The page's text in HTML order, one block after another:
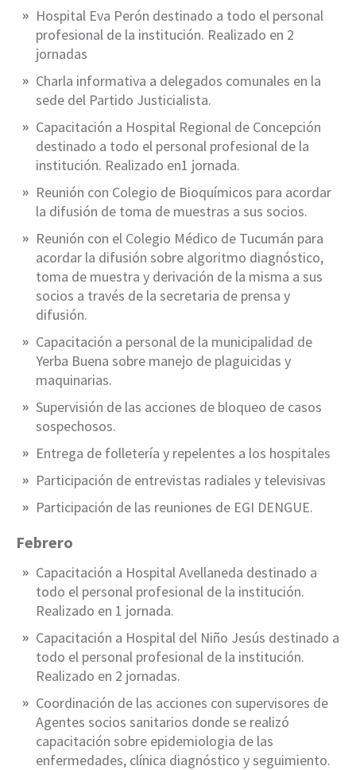
Hospital Eva Perón destinado a todo el personal
profesional de la institución. Realizado en 2
jornadas
Charla informativa a delegados comunales en la
sede del Partido Justicialista.
Capacitación a Hospital Regional de Concepción
destinado a todo el personal profesional de la
institución. Realizado en1 jornada.
Reunión con Colegio de Bioquímicos para acordar
la difusión de toma de muestras a sus socios.
Reunión con el Colegio Médico de Tucumán para
acordar la difusión sobre algoritmo diagnóstico,
toma de muestra y derivación de la misma a sus
socios a través de la secretaria de prensa y
difusión.
Capacitación a personal de la municipalidad de
Yerba Buena sobre manejo de plaguicidas y
maquinarias.
Supervisión de las acciones de bloqueo de casos
sospechosos.
Entrega de folletería y repelentes a los hospitales
Participación de entrevistas radiales y televisivas
Participación de las reuniones de EGI DENGUE.
Febrero
Capacitación a Hospital Avellaneda destinado a
todo el personal profesional de la institución.
Realizado en 1 jornada.
Capacitación a Hospital del Niño Jesús destinado a
todo el personal profesional de la institución.
Realizado en 2 jornadas.
Coordinación de las acciones con supervisores de
Agentes socios sanitarios donde se realizó
capacitación sobre epidemiologia de las
enfermedades, clínica diagnóstico y seguimiento.